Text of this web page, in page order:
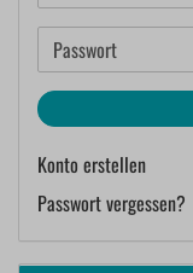
Mail-
Adresse
Passwort
Konto erstellen
Passwort vergessen?